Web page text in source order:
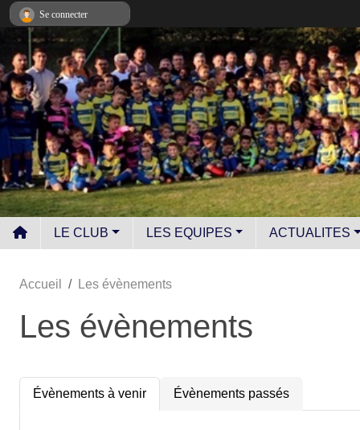
LE CLUB LES EQUIPES ACTUALITES
Accueil Les évènements
Les évènements
Évènements à venir Évènements passés
Se connecter
Panneau de gestion des cookies